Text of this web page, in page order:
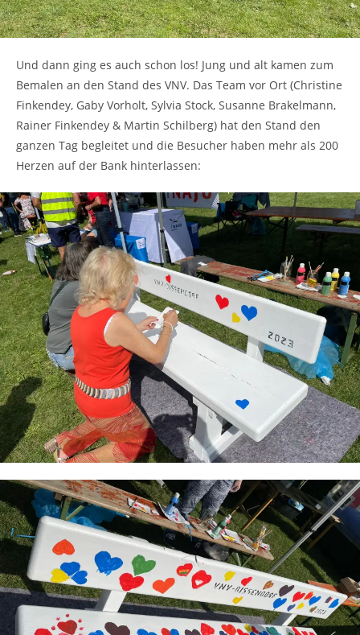
Und dann ging es auch schon los! Jung und alt kamen zum
Bemalen an den Stand des VNV. Das Team vor Ort (Christine
Finkendey, Gaby Vorholt, Sylvia Stock, Susanne Brakelmann,
Rainer Finkendey & Martin Schilberg) hat den Stand den
ganzen Tag begleitet und die Besucher haben mehr als 200
Herzen auf der Bank hinterlassen: